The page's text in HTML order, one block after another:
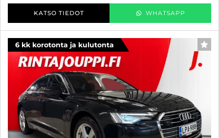
KATSO TIEDOT WHATSAPP
6 kk korotonta ja kulutonta